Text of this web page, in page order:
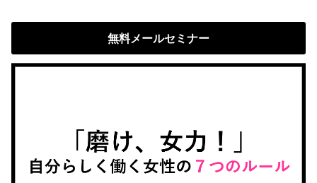
無料メールセミナー